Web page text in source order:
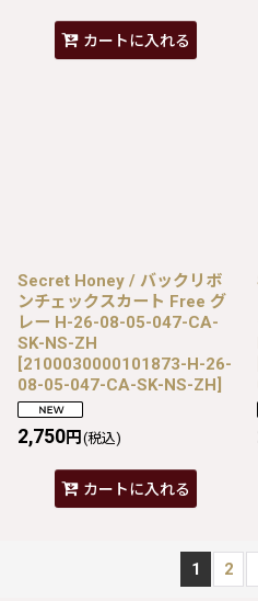
カートに入れる
Secret Honey / バックリボ
ンチェックスカート Free グ
レー H-26-08-05-047-CA-
SK-NS-ZH
[2100030000101873-H-26-
08-05-047-CA-SK-NS-ZH]
2,750円 (税込)
カートに入れる
1 2